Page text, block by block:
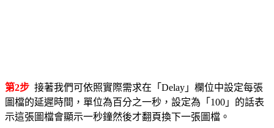
第2步 接著我們可依照實際需求在「Delay」欄位中設定每張
圖檔的延遲時間，單位為百分之一秒，設定為「100」的話表
示這張圖檔會顯示一秒鐘然後才翻頁換下一張圖檔。